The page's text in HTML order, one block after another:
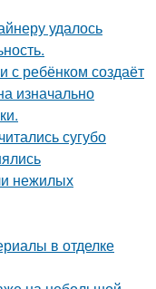
удалось
с ребёнком создаёт
изначально
сугубо
нежилых
в отделке